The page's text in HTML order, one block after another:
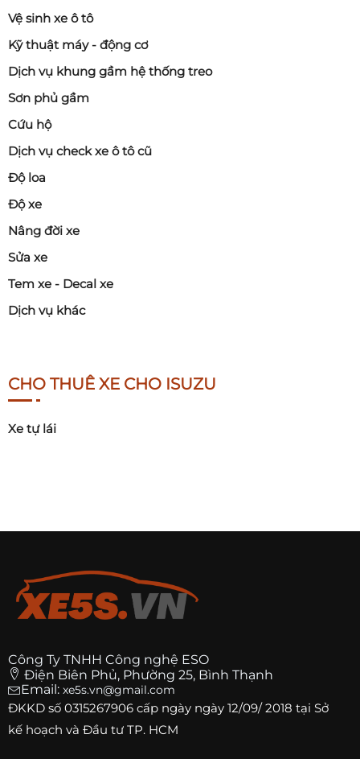
Vệ sinh xe ô tô
Kỹ thuật máy - động cơ
Dịch vụ khung gầm hệ thống treo
Sơn phủ gầm
Cứu hộ
Dịch vụ check xe ô tô cũ
Độ loa
Độ xe
Nâng đời xe
Sửa xe
Tem xe - Decal xe
Dịch vụ khác
CHO THUÊ XE CHO ISUZU
Xe tự lái
Công Ty TNHH Công nghệ ESO
Điện Biên Phủ, Phường 25, Bình Thạnh
Email: xe5s.vn@gmail.com
ĐKKD số 0315267906 cấp ngày ngày 12/09/ 2018 tại Sở
kế hoạch và Đầu tư TP. HCM